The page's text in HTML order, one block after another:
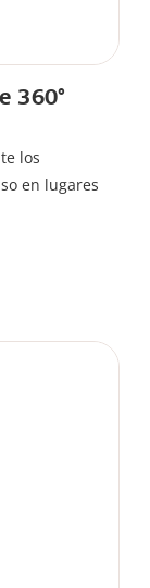
360°
los
en lugares